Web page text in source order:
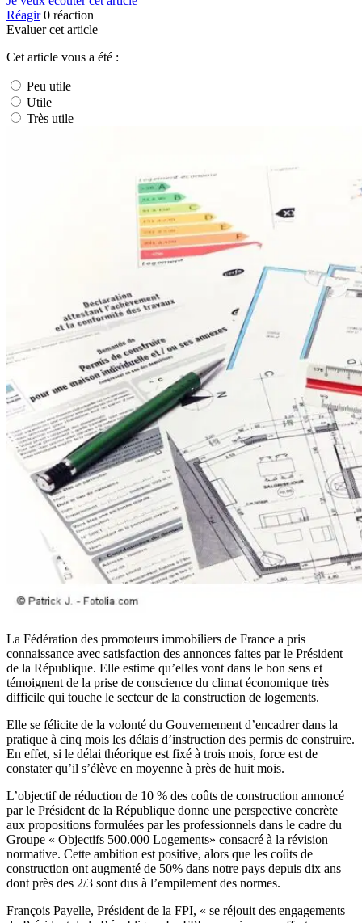
Réagir 0 réaction
Evaluer cet article
Cet article vous a été :
Peu utile
Utile
Très utile
La Fédération des promoteurs immobiliers de France a pris
connaissance avec satisfaction des annonces faites par le Président
de la République. Elle estime qu’elles vont dans le bon sens et
témoignent de la prise de conscience du climat économique très
difficile qui touche le secteur de la construction de logements.
Elle se félicite de la volonté du Gouvernement d’encadrer dans la
pratique à cinq mois les délais d’instruction des permis de construire.
En effet, si le délai théorique est fixé à trois mois, force est de
constater qu’il s’élève en moyenne à près de huit mois.
L’objectif de réduction de 10 % des coûts de construction annoncé
par le Président de la République donne une perspective concrète
aux propositions formulées par les professionnels dans le cadre du
Groupe « Objectifs 500.000 Logements» consacré à la révision
normative. Cette ambition est positive, alors que les coûts de
construction ont augmenté de 50% dans notre pays depuis dix ans
dont près des 2/3 sont dus à l’empilement des normes.
François Payelle, Président de la FPI, « se réjouit des engagements